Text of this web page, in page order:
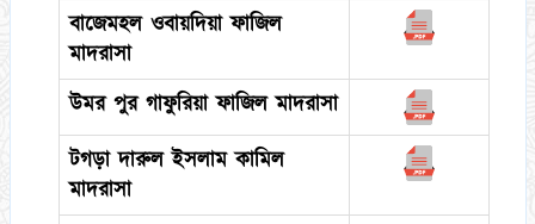
বাজেমহল ওবায়দিয়া ফাজিল
মাদরাসা
উমর পুর গাফুরিয়া ফাজিল মাদরাসা
টগড়া দারুল ইসলাম কামিল
মাদরাসা